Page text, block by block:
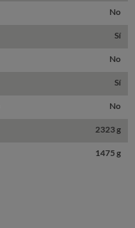
No
Sí
No
Sí
No
2323 g
1475 g